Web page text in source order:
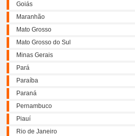
Goiás
Maranhão
Mato Grosso
Mato Grosso do Sul
Minas Gerais
Pará
Paraíba
Paraná
Pernambuco
Piauí
Rio de Janeiro